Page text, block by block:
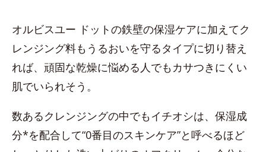
オルビスユー ドットの鉄壁の保湿ケアに加えてク
レンジング料もうるおいを守るタイプに切り替え
れば、頑固な乾燥に悩める人でもカサつきにくい
肌でいられそう。
数あるクレンジングの中でもイチオシは、保湿成
分*を配合して“0番目のスキンケア”と呼べるほど